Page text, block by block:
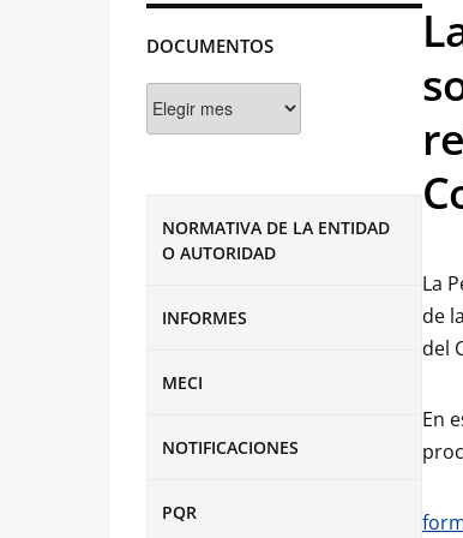
DOCUMENTOS
NORMATIVA DE LA ENTIDAD
O AUTORIDAD
INFORMES
MECI
NOTIFICACIONES
PQR
La
de
del
En